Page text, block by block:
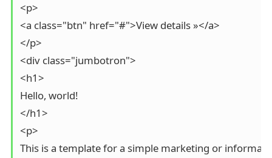
<p>
<a class="btn" href="#">View details »</a>
</p>
<div class="jumbotron">
<h1>
Hello, world!
</h1>
<p>
This is a template for a simple marketing or